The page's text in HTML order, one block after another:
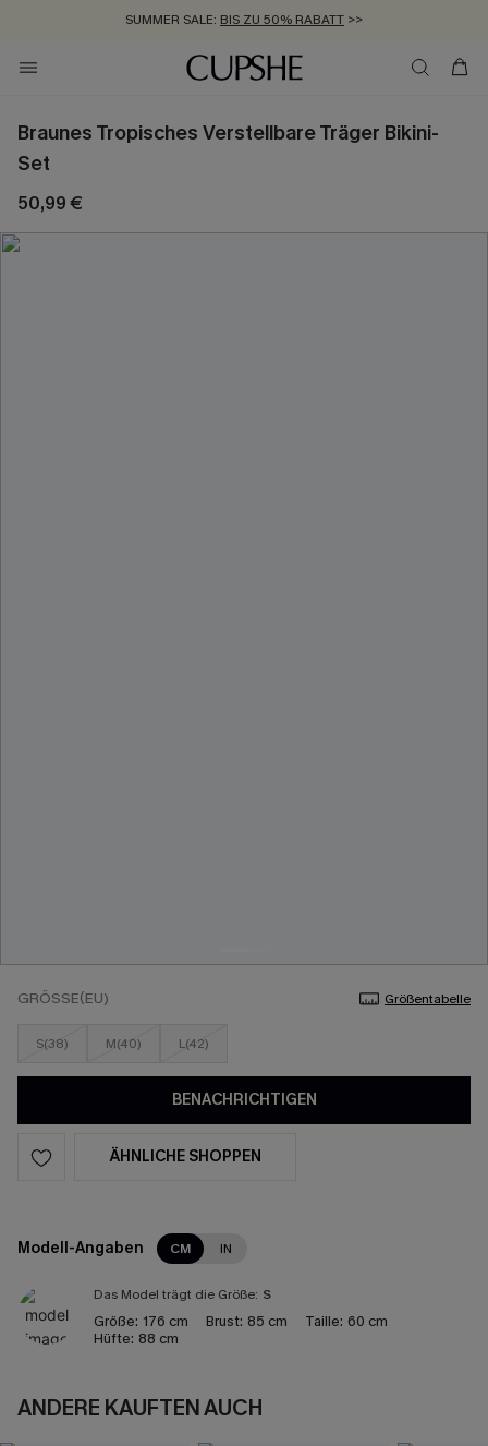
SUMMER SALE: BIS ZU 50% RABATT >>
ZUM NEWSLETTER:BIS ZU -20% EXTRA ERHALTEN
KOSTENLOSER VERSAND AB 89 €
Braunes Tropisches Verstellbare Träger Bikini-
Set
50,99 €
GRÖSSE(EU) Größentabelle
S(38) M(40) L(42)
BENACHRICHTIGEN
ÄHNLICHE SHOPPEN
Modell-Angaben CM IN
Das Model trägt die Größe: S
Größe: 176 cm Brust: 85 cm Taille: 60 cm
Hüfte: 88 cm
ANDERE KAUFTEN AUCH